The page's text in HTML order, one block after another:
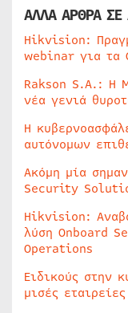
ΑΛΛΑ ΑΡΘΡΑ ΣΕ
Hikvision:
webinar για τα
Rakson S.A.: Η
νέα γενιά
Η
αυτόνομων
Ακόμη μία
Security
Hikvision:
λύση Onboard
Operations
Ειδικούς στην
μισές εταιρείες